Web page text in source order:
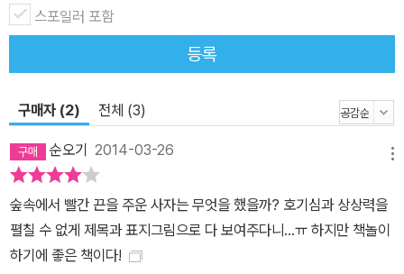
스포일러 포함
등록
구매자 (2) 전체 (3)
순오기 2014-03-26
숲속에서 빨간 끈을 주운 사자는 무엇을 했을까? 호기심과 상상력을
펼칠 수 없게 제목과 표지그림으로 다 보여주다니...ㅠ 하지만 책놀이
하기에 좋은 책이다!